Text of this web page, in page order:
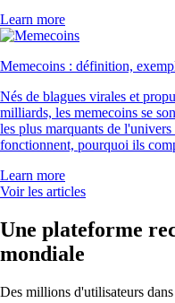
UNI 3.46 -2.11%
POL$0.065362+0.72%
PEPE$ 0.000002+0.93%